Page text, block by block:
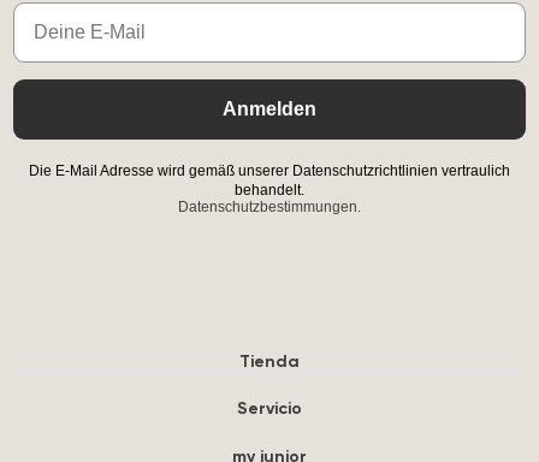
Email
Anmelden
Die E-Mail Adresse wird gemäß unserer Datenschutzrichtlinien vertraulich
behandelt.
Datenschutzbestimmungen.
Tienda
Servicio
my junior